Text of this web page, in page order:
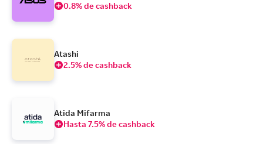
0.8% de cashback
Atashi
2.5% de cashback
Atida Mifarma
Hasta 7.5% de cashback